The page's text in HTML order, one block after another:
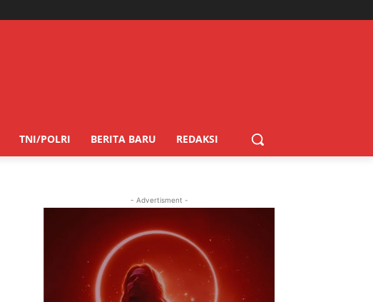
TNI/POLRI BERITA BARU REDAKSI
- Advertisment -